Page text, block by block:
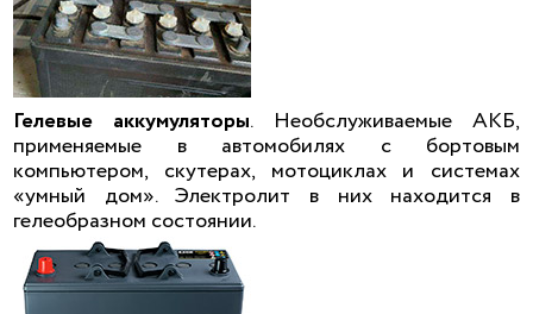
Гелевые аккумуляторы. Необслуживаемые АКБ,
применяемые в автомобилях с бортовым
компьютером, скутерах, мотоциклах и системах
«умный дом». Электролит в них находится в
гелеобразном состоянии.